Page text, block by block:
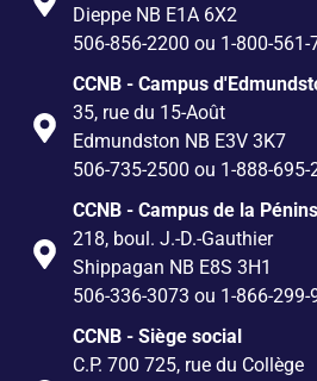
Dieppe NB E1A 6X2
506-856-2200 ou 1-800-561-
CCNB - Campus
35, rue du 15-Août
Edmundston NB E3V 3K7
506-735-2500 ou 1-888-695-
CCNB - Campus de la
218, boul. J.-D.-Gauthier
Shippagan NB E8S 3H1
506-336-3073 ou 1-866-299-
CCNB - Siège social
C.P. 700 725, rue du Collège